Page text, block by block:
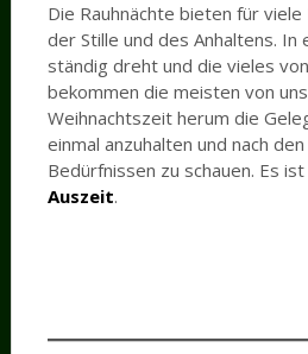
Die Rauhnächte bieten für
der Stille und des Anhaltens. In
ständig dreht und die vieles
bekommen die meisten von
Weihnachtszeit herum die
einmal anzuhalten und nach
Bedürfnissen zu schauen. Es
Auszeit.